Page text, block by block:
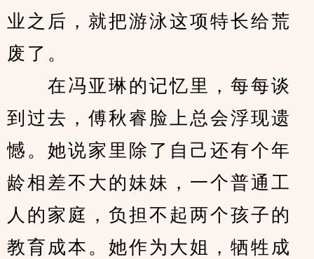
业之后，就把游泳这项特长给荒
废了。
在冯亚琳的记忆里，每每谈
到过去，傅秋睿脸上总会浮现遗
憾。她说家里除了自己还有个年
龄相差不大的妹妹，一个普通工
人的家庭，负担不起两个孩子的
教育成本。她作为大姐，牺牲成